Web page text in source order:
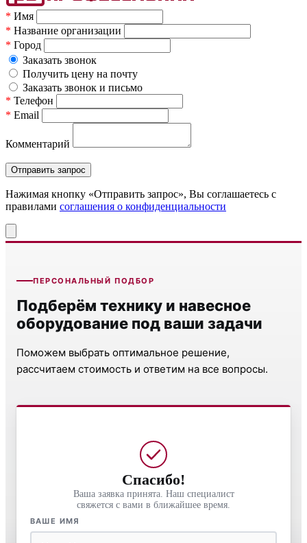
* Имя
* Название организации
* Город
Заказать звонок
Получить цену на почту
Заказать звонок и письмо
* Телефон
* Email
Комментарий
Нажимая кнопку «Отправить запрос», Вы соглашаетесь c
правилами соглашения о конфиденциальности
ПЕРСОНАЛЬНЫЙ ПОДБОР
Подберём технику и навесное
оборудование под ваши задачи
Поможем выбрать оптимальное решение,
рассчитаем стоимость и ответим на все вопросы.
Спасибо!
Ваша заявка принята. Наш специалист
свяжется с вами в ближайшее время.
ВАШЕ ИМЯ